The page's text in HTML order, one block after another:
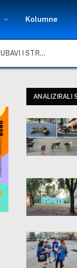
Kolumne
NIŠ I VEČITI PROBLEM PASA LUTALICA: IZMEĐU LJUBAVI I STRAHA OD ŽIVOTINJA, UZ IGNORISANJE SOPSTVENIH PROPISA
ANALIZIRALI